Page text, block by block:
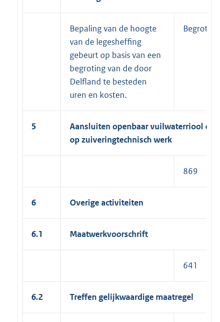
Bepaling van de hoogte
van de legesheffing
gebeurt op basis van een
begroting van de door
Delfland te besteden
uren en kosten.
Begroting
5
Aansluiten openbaar vuilwaterriool of
op zuiveringtechnisch werk
869
6 Overige activiteiten
6.1 Maatwerkvoorschrift
641
6.2 Treffen gelijkwaardige maatregel